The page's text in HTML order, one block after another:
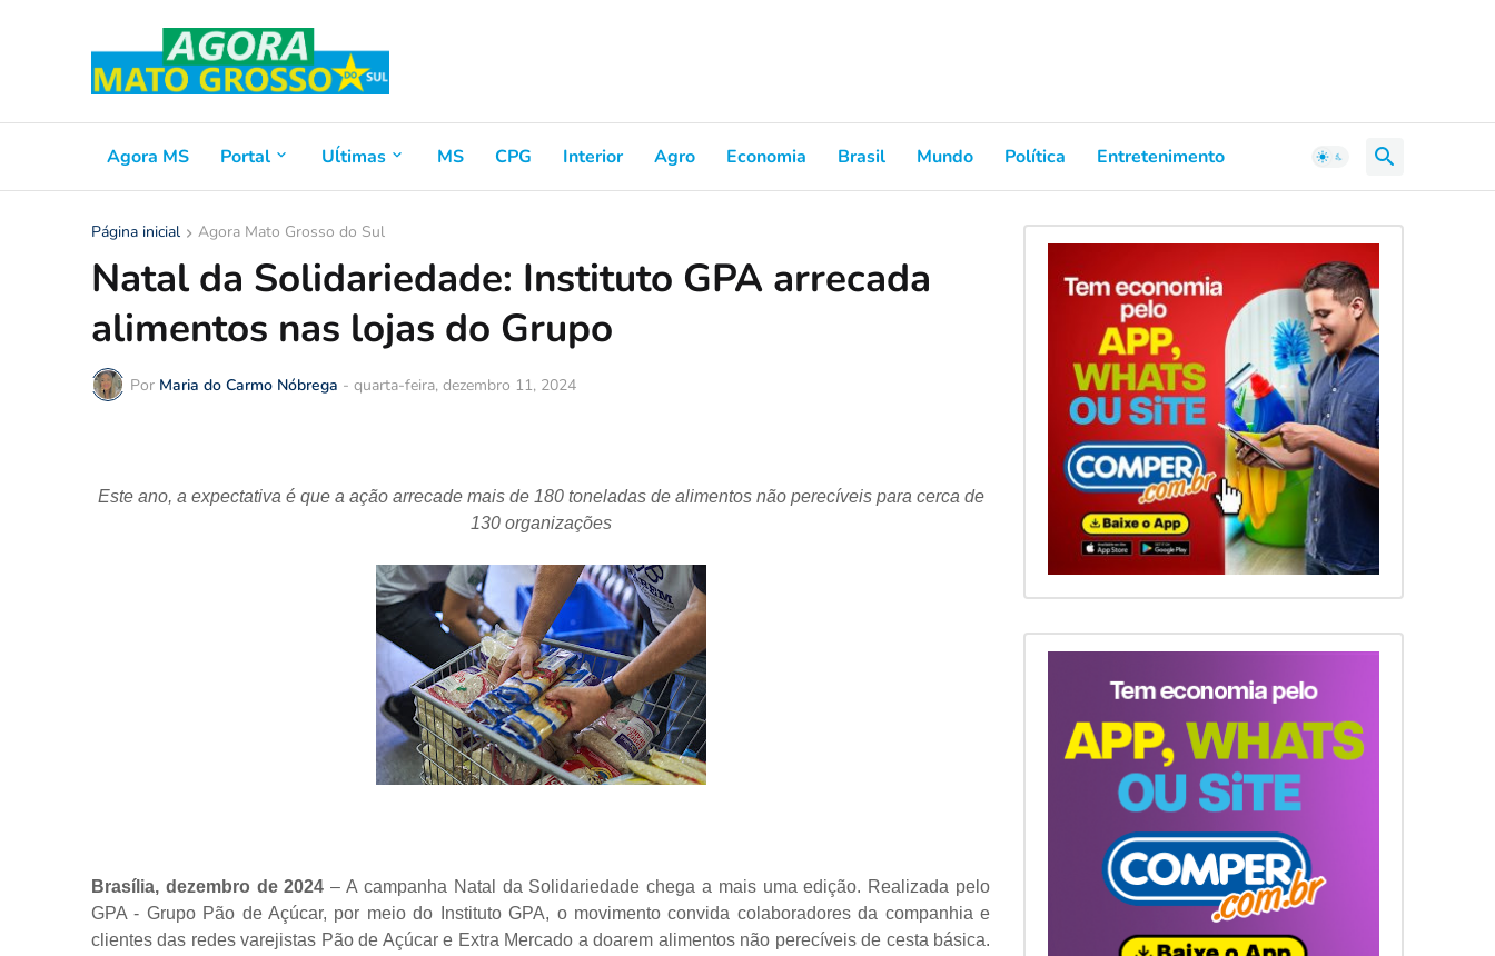
Agora MS Portal Uĺtimas MS CPG Interior Agro Economia Brasil Mundo Política Entretenimento
Página inicial Agora Mato Grosso do Sul
Natal da Solidariedade: Instituto GPA arrecada
alimentos nas lojas do Grupo
Por Maria do Carmo Nóbrega - quarta-feira, dezembro 11, 2024
Este ano, a expectativa é que a ação arrecade mais de 180 toneladas de alimentos não perecíveis para cerca de
130 organizações
Brasília, dezembro de 2024 – A campanha Natal da Solidariedade chega a mais uma edição. Realizada pelo
GPA - Grupo Pão de Açúcar, por meio do Instituto GPA, o movimento convida colaboradores da companhia e
clientes das redes varejistas Pão de Açúcar e Extra Mercado a doarem alimentos não perecíveis de cesta básica.